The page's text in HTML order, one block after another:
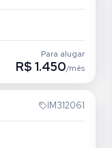
Para alugar
R$ 1.450/mês
IM312061